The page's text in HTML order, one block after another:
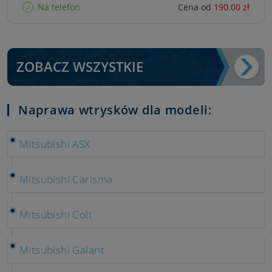
Na telefon Cena od 190.00 zł
ZOBACZ WSZYSTKIE
Naprawa wtrysków dla modeli:
Mitsubishi ASX
Mitsubishi Carisma
Mitsubishi Colt
Mitsubishi Galant